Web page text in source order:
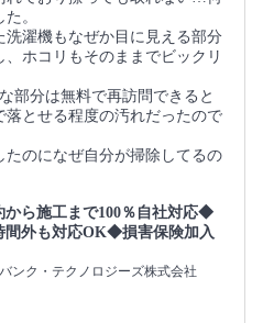
。
洗濯機もなぜか目に見える部分
ホコリもそのままでビックリ
部分は無料で再訪問できると
とせる程度の汚れだったので
のになぜ自分が掃除してるの
ら施工まで100％自社対応◆
間外も対応OK◆損害保険加入
ンク・テクノロジーズ株式会社